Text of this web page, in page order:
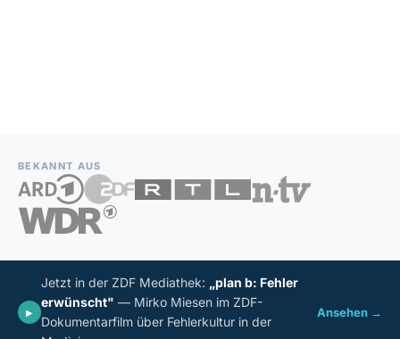
BEKANNT AUS
▶
Jetzt in der ZDF Mediathek: „plan b: Fehler
erwünscht" — Mirko Miesen im ZDF-
Dokumentarfilm über Fehlerkultur in der
Ansehen →